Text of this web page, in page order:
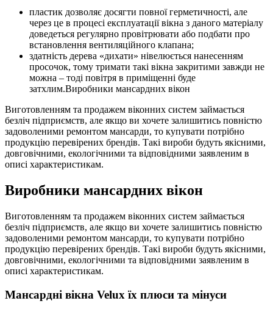
пластик дозволяє досягти повної герметичності, але
через це в процесі експлуатації вікна з даного матеріалу
доведеться регулярно провітрювати або подбати про
встановлення вентиляційного клапана;
здатність дерева «дихати» нівелюється нанесенням
просочок, тому тримати такі вікна закритими завжди не
можна – тоді повітря в приміщенні буде
затхлим.Виробники мансардних вікон
Виготовленням та продажем віконних систем займається
безліч підприємств, але якщо ви хочете залишитись повністю
задоволеними ремонтом мансарди, то купувати потрібно
продукцію перевірених брендів. Такі вироби будуть якісними,
довговічними, екологічними та відповідними заявленим в
описі характеристикам.
Виробники мансардних вікон
Виготовленням та продажем віконних систем займається
безліч підприємств, але якщо ви хочете залишитись повністю
задоволеними ремонтом мансарди, то купувати потрібно
продукцію перевірених брендів. Такі вироби будуть якісними,
довговічними, екологічними та відповідними заявленим в
описі характеристикам.
Мансардні вікна Velux їх плюси та мінуси